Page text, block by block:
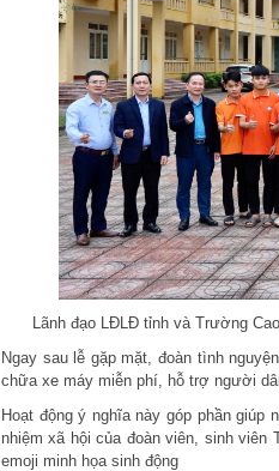
Lãnh đạo LĐLĐ tỉnh và Trường
Ngay sau lễ gặp mặt, đoàn tình
chữa xe máy miễn phí, hỗ trợ người
Hoạt động ý nghĩa này góp phần
nhiệm xã hội của đoàn viên, sinh viên
emoji minh họa sinh động